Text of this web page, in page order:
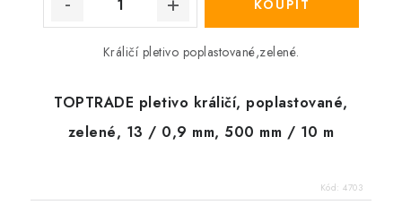
Králičí pletivo poplastované,zelené.
TOPTRADE pletivo králičí, poplastované,
zelené, 13 / 0,9 mm, 500 mm / 10 m
Kód: 4703